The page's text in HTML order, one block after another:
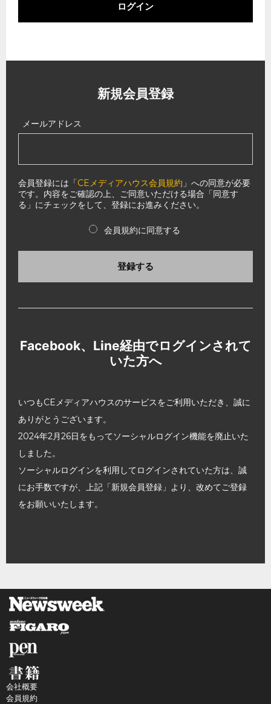
ログイン
新規会員登録
メールアドレス
会員登録には「CEメディアハウス会員規約 」への同意が必要
です。内容をご確認の上、ご同意いただける場合「同意す
る」にチェックをして、登録にお進みください。
会員規約に同意する
登録する
Facebook、Line経由でログインされて
いた方へ
いつもCEメディアハウスのサービスをご利用いただき、誠に
ありがとうございます。
2024年2月26日をもってソーシャルログイン機能を廃止いた
しました。
ソーシャルログインを利用してログインされていた方は、誠
にお手数ですが、上記「新規会員登録」より、改めてご登録
をお願いいたします。
会社概要
会員規約